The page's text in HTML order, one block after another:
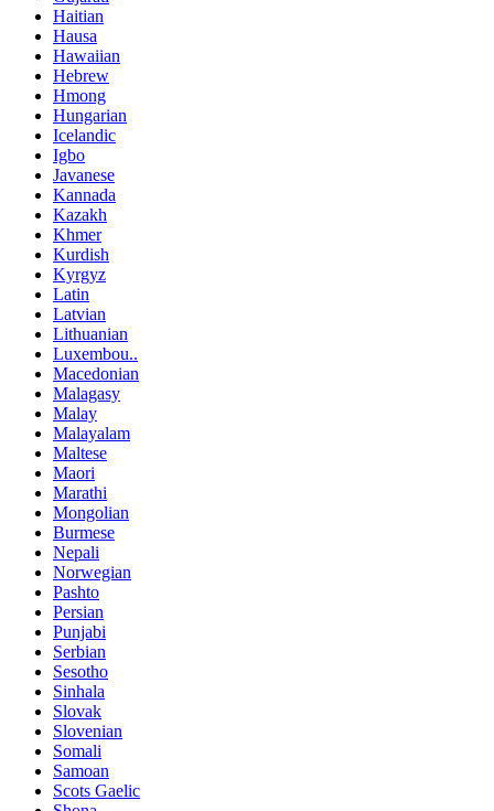
Haitian
Hausa
Hawaiian
Hebrew
Hmong
Hungarian
Icelandic
Igbo
Javanese
Kannada
Kazakh
Khmer
Kurdish
Kyrgyz
Latin
Latvian
Lithuanian
Luxembou..
Macedonian
Malagasy
Malay
Malayalam
Maltese
Maori
Marathi
Mongolian
Burmese
Nepali
Norwegian
Pashto
Persian
Punjabi
Serbian
Sesotho
Sinhala
Slovak
Slovenian
Somali
Samoan
Scots Gaelic